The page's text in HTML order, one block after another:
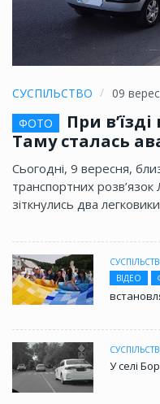
СУСПІЛЬСТВО
09
ФОТО
При
Таму сталась
Сьогодні, 9 вересня,
транспортних
зіткнулись два легковики
ВІДЕО
У селі